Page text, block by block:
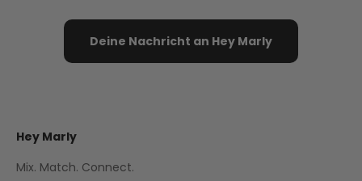
Deine Nachricht an Hey Marly
Hey Marly
Mix. Match. Connect.